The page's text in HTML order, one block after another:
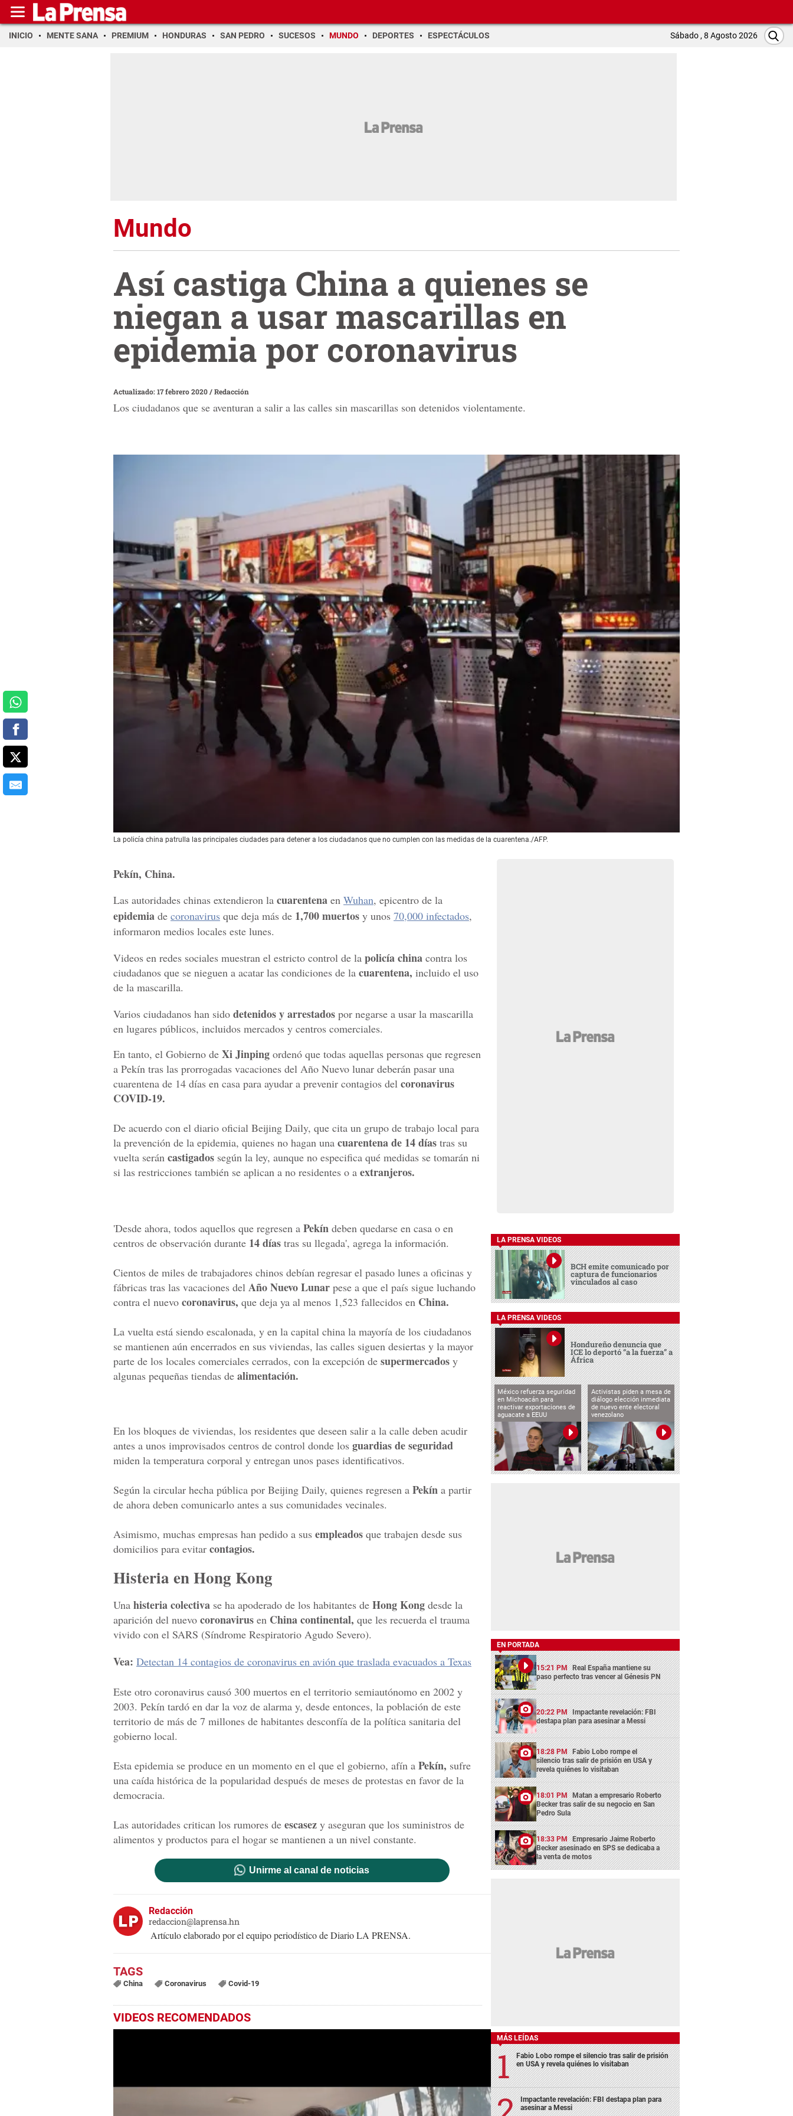
INICIO MENTE SANA PREMIUM HONDURAS SAN PEDRO SUCESOS MUNDO DEPORTES ESPECTÁCULOS Sábado , 8 Agosto 2026
Mundo
Así castiga China a quienes se
niegan a usar mascarillas en
epidemia por coronavirus
Actualizado: 17 febrero 2020/Redacción
Los ciudadanos que se aventuran a salir a las calles sin mascarillas son detenidos violentamente.
La policía china patrulla las principales ciudades para detener a los ciudadanos que no cumplen con las medidas de la cuarentena./AFP.
Pekín, China.
Las autoridades chinas extendieron la cuarentena en Wuhan, epicentro de la
epidemia de coronavirus que deja más de 1,700 muertos y unos 70,000 infectados,
informaron medios locales este lunes.
Videos en redes sociales muestran el estricto control de la policía china contra los
ciudadanos que se nieguen a acatar las condiciones de la cuarentena, incluido el uso
de la mascarilla.
Varios ciudadanos han sido detenidos y arrestados por negarse a usar la mascarilla
en lugares públicos, incluidos mercados y centros comerciales.
En tanto, el Gobierno de Xi Jinping ordenó que todas aquellas personas que regresen
a Pekín tras las prorrogadas vacaciones del Año Nuevo lunar deberán pasar una
cuarentena de 14 días en casa para ayudar a prevenir contagios del coronavirus
COVID-19.
De acuerdo con el diario oficial Beijing Daily, que cita un grupo de trabajo local para
la prevención de la epidemia, quienes no hagan una cuarentena de 14 días tras su
vuelta serán castigados según la ley, aunque no especifica qué medidas se tomarán ni
si las restricciones también se aplican a no residentes o a extranjeros.
'Desde ahora, todos aquellos que regresen a Pekín deben quedarse en casa o en
centros de observación durante 14 días tras su llegada', agrega la información.
Cientos de miles de trabajadores chinos debían regresar el pasado lunes a oficinas y
fábricas tras las vacaciones del Año Nuevo Lunar pese a que el país sigue luchando
contra el nuevo coronavirus, que deja ya al menos 1,523 fallecidos en China.
La vuelta está siendo escalonada, y en la capital china la mayoría de los ciudadanos
se mantienen aún encerrados en sus viviendas, las calles siguen desiertas y la mayor
parte de los locales comerciales cerrados, con la excepción de supermercados y
algunas pequeñas tiendas de alimentación.
En los bloques de viviendas, los residentes que deseen salir a la calle deben acudir
antes a unos improvisados centros de control donde los guardias de seguridad
miden la temperatura corporal y entregan unos pases identificativos.
Según la circular hecha pública por Beijing Daily, quienes regresen a Pekín a partir
de ahora deben comunicarlo antes a sus comunidades vecinales.
Asimismo, muchas empresas han pedido a sus empleados que trabajen desde sus
domicilios para evitar contagios.
Histeria en Hong Kong
Una histeria colectiva se ha apoderado de los habitantes de Hong Kong desde la
aparición del nuevo coronavirus en China continental, que les recuerda el trauma
vivido con el SARS (Síndrome Respiratorio Agudo Severo).
Vea: Detectan 14 contagios de coronavirus en avión que traslada evacuados a Texas
Este otro coronavirus causó 300 muertos en el territorio semiautónomo en 2002 y
2003. Pekín tardó en dar la voz de alarma y, desde entonces, la población de este
territorio de más de 7 millones de habitantes desconfía de la política sanitaria del
gobierno local.
Esta epidemia se produce en un momento en el que el gobierno, afín a Pekín, sufre
una caída histórica de la popularidad después de meses de protestas en favor de la
democracia.
Las autoridades critican los rumores de escasez y aseguran que los suministros de
alimentos y productos para el hogar se mantienen a un nivel constante.
Unirme al canal de noticias
Redacción
redaccion@laprensa.hn
Artículo elaborado por el equipo periodístico de Diario LA PRENSA.
China Coronavirus Covid-19
VIDEOS RECOMENDADOS
LA PRENSA VIDEOS
BCH emite comunicado por
captura de funcionarios
vinculados al caso
LA PRENSA VIDEOS
Hondureño denuncia que
ICE lo deportó “a la fuerza” a
África
México refuerza seguridad
en Michoacán para
reactivar exportaciones de
aguacate a EEUU
Activistas piden a mesa de
diálogo elección inmediata
de nuevo ente electoral
venezolano
EN PORTADA
15:21 PM Real España mantiene su
paso perfecto tras vencer al Génesis PN
20:22 PM Impactante revelación: FBI
destapa plan para asesinar a Messi
18:28 PM Fabio Lobo rompe el
silencio tras salir de prisión en USA y
revela quiénes lo visitaban
18:01 PM Matan a empresario Roberto
Becker tras salir de su negocio en San
Pedro Sula
18:33 PM Empresario Jaime Roberto
Becker asesinado en SPS se dedicaba a
la venta de motos
MÁS LEÍDAS
Fabio Lobo rompe el silencio tras salir de prisión
en USA y revela quiénes lo visitaban
Impactante revelación: FBI destapa plan para
asesinar a Messi